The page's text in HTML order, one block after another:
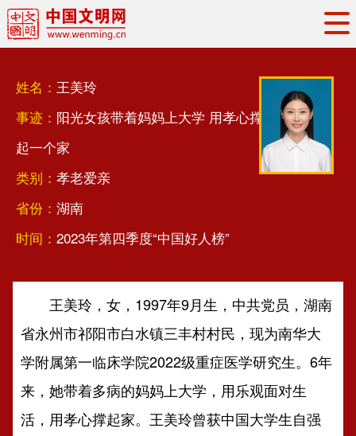
权威发布
地方交流
文明培育
文明实践
文明创建
文明矩阵
姓名： 王美玲
事迹： 阳光女孩带着妈妈上大学 用孝心撑
起一个家
类别： 孝老爱亲
省份： 湖南
时间： 2023年第四季度“中国好人榜”
王美玲，女，1997年9月生，中共党员，湖南
省永州市祁阳市白水镇三丰村村民，现为南华大
学附属第一临床学院2022级重症医学研究生。6年
来，她带着多病的妈妈上大学，用乐观面对生
活，用孝心撑起家。王美玲曾获中国大学生自强